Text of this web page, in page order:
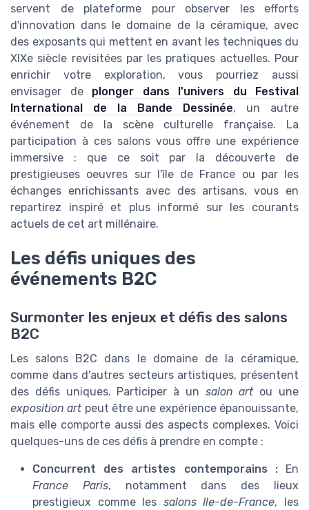
servent de plateforme pour observer les efforts
d'innovation dans le domaine de la céramique, avec
des exposants qui mettent en avant les techniques du
XIXe siècle revisitées par les pratiques actuelles. Pour
enrichir votre exploration, vous pourriez aussi
envisager de plonger dans l'univers du Festival
International de la Bande Dessinée, un autre
événement de la scène culturelle française. La
participation à ces salons vous offre une expérience
immersive : que ce soit par la découverte de
prestigieuses oeuvres sur l'île de France ou par les
échanges enrichissants avec des artisans, vous en
repartirez inspiré et plus informé sur les courants
actuels de cet art millénaire.
Les défis uniques des
événements B2C
Surmonter les enjeux et défis des salons
B2C
Les salons B2C dans le domaine de la céramique,
comme dans d'autres secteurs artistiques, présentent
des défis uniques. Participer à un salon artou une
exposition artpeut être une expérience épanouissante,
mais elle comporte aussi des aspects complexes. Voici
quelques-uns de ces défis à prendre en compte :
Concurrent des artistes contemporains :En
France Paris, notamment dans des lieux
prestigieux comme les salons Ile-de-France, les